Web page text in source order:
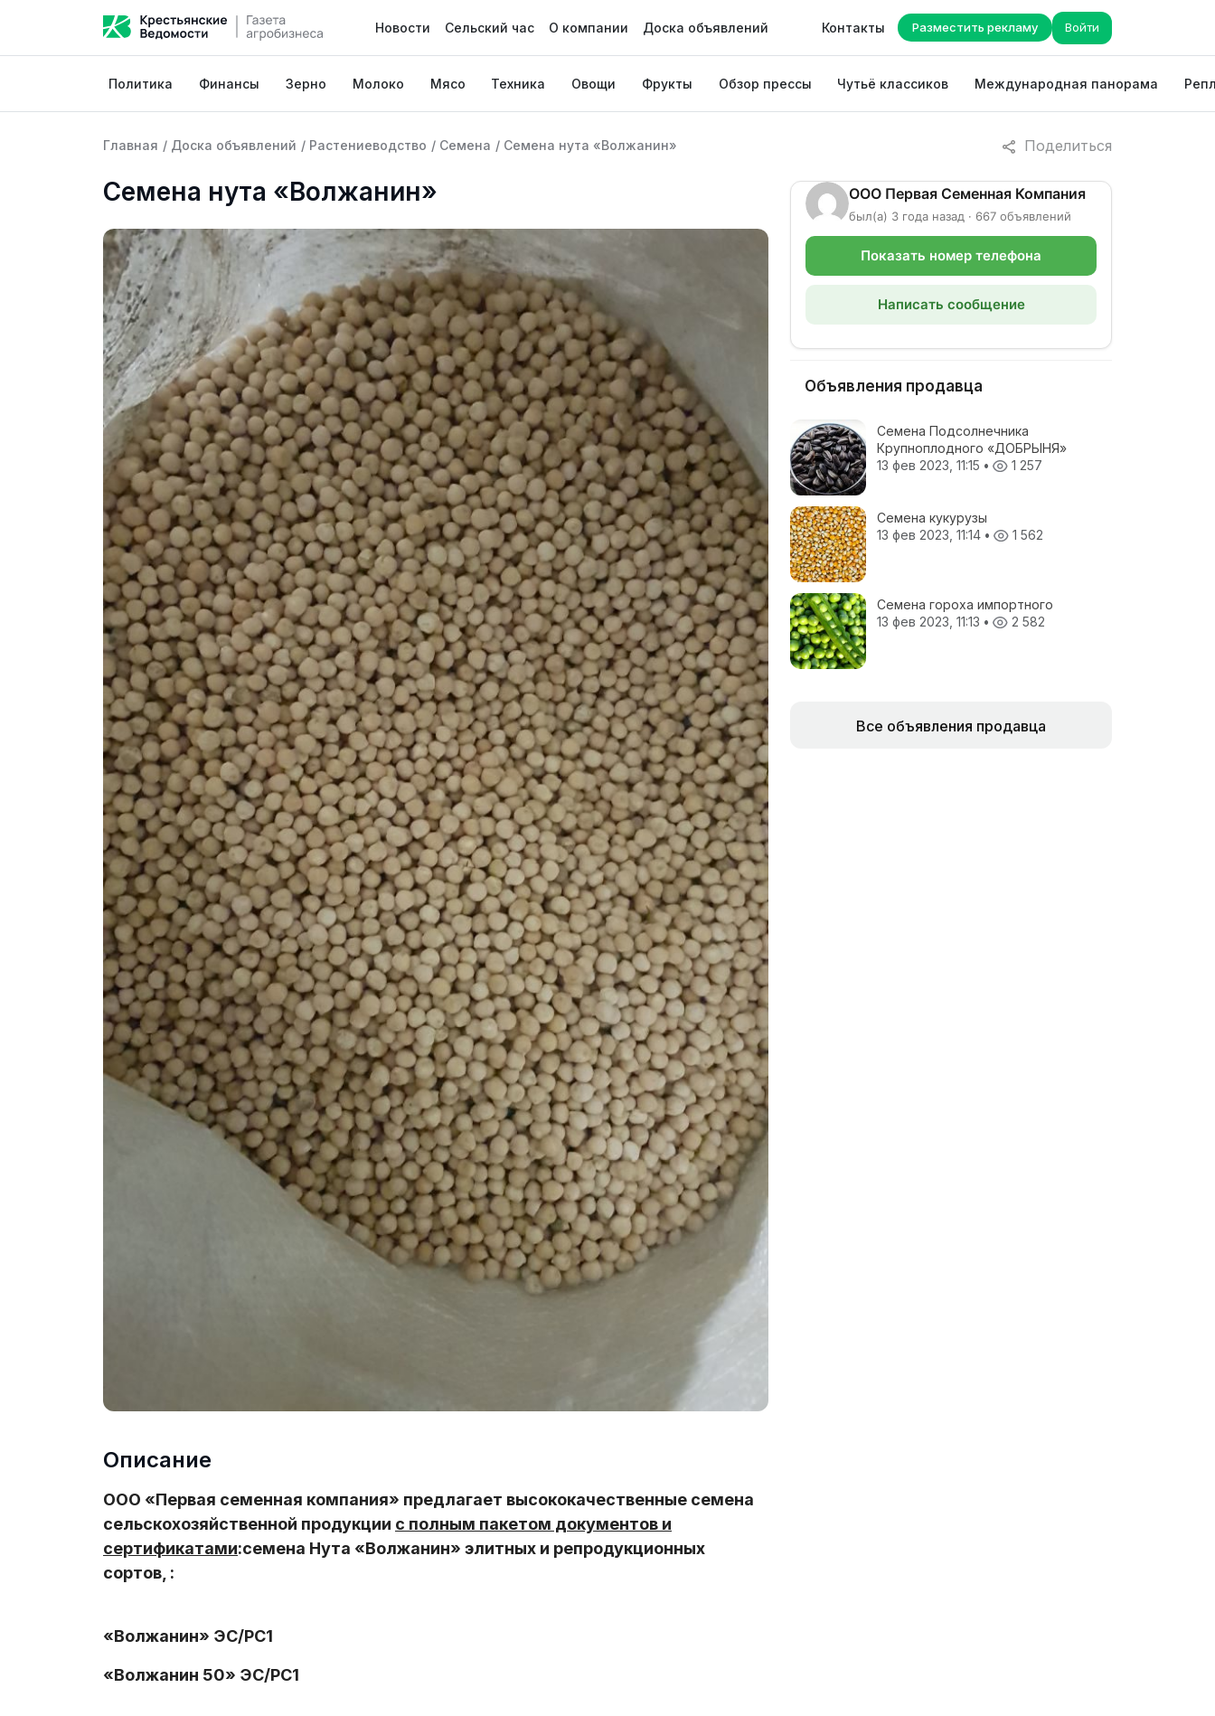
Новости Сельский час О компании Доска объявлений Контакты Разместить рекламу Войти
Политика Финансы Зерно Молоко Мясо Техника Овощи Фрукты Обзор прессы Чутьё классиков Международная панорама
Поделиться
Главная / Доска объявлений / Растениеводство / Семена / Семена нута «Волжанин»
Семена нута «Волжанин»
Описание
ООО «Первая семенная компания» предлагает высококачественные семена
сельскохозяйственной продукции с полным пакетом документов и
сертификатами:семена Нута «Волжанин» элитных и репродукционных
сортов, :
«Волжанин» ЭС/РС1
«Волжанин 50» ЭС/РС1
ООО Первая Семенная Компания
был(а) 3 года назад · 667 объявлений
Показать номер телефона
Написать сообщение
Объявления продавца
Семена Подсолнечника
Крупноплодного «ДОБРЫНЯ»
13 фев 2023, 11:15 • 1 257
Семена кукурузы
13 фев 2023, 11:14 • 1 562
Семена гороха импортного
13 фев 2023, 11:13 • 2 582
Все объявления продавца